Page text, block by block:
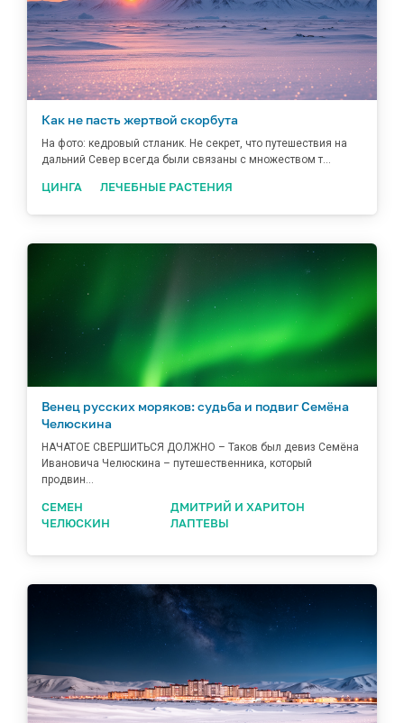
Как не пасть жертвой скорбута
На фото: кедровый стланик. Не секрет, что путешествия на
дальний Север всегда были связаны с множеством т...
ЦИНГА ЛЕЧЕБНЫЕ РАСТЕНИЯ
Венец русских моряков: судьба и подвиг Семёна
Челюскина
НАЧАТОЕ СВЕРШИТЬСЯ ДОЛЖНО – Таков был девиз Семёна
Ивановича Челюскина – путешественника, который
продвин...
СЕМЕН
ЧЕЛЮСКИН
ДМИТРИЙ И ХАРИТОН
ЛАПТЕВЫ